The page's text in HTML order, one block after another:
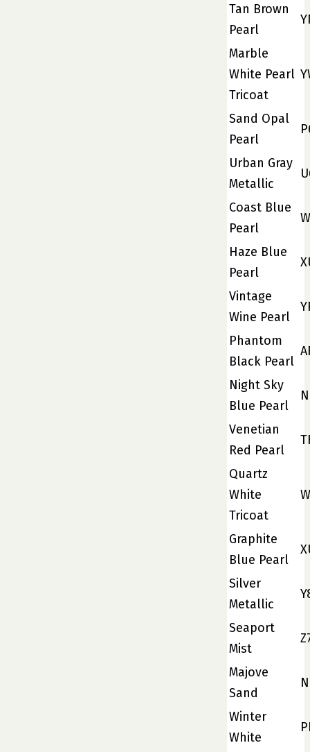
Tan Brown
Pearl
Marble
White Pearl
Tricoat
Sand Opal
Pearl
Urban Gray
Metallic
Coast Blue
Pearl
Haze Blue
Pearl
Vintage
Wine Pearl
Phantom
Black Pearl
Night Sky
Blue Pearl
Venetian
Red Pearl
Quartz
White
Tricoat
Graphite
Blue Pearl
Silver
Metallic
Seaport
Mist
Majove
Sand
Winter
White